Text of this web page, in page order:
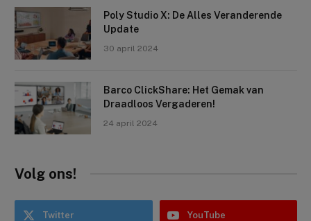
Poly Studio X: De Alles Veranderende
Update
30 april 2024
Barco ClickShare: Het Gemak van
Draadloos Vergaderen!
24 april 2024
Volg ons!
Twitter YouTube